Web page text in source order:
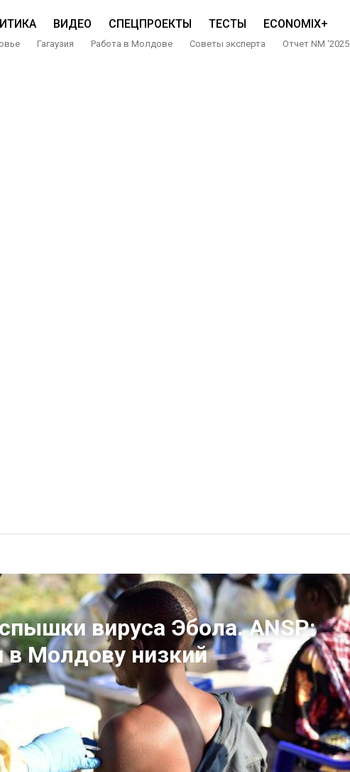
ВИДЕО СПЕЦПРОЕКТЫ ТЕСТЫ ECONOMIX+
Гагаузия Работа в Молдове Советы эксперта Отчет NM ‘2025
вируса Эбола. ANSP:
в Молдову низкий